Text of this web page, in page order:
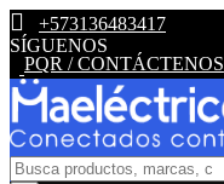
+573136483417
SÍGUENOS
PQR / CONTÁCTENOS